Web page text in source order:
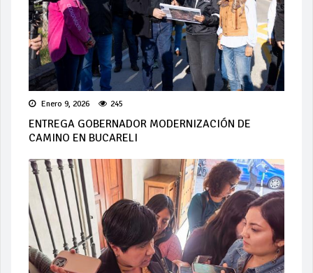
Enero 9, 2026 245
ENTREGA GOBERNADOR MODERNIZACIÓN DE
CAMINO EN BUCARELI